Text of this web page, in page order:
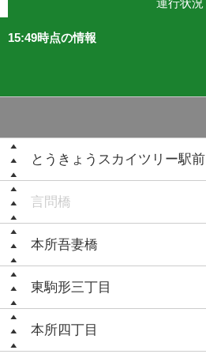
運行状況
15:49時点の情報
とうきょうスカイツリー駅前
言問橋
本所吾妻橋
東駒形三丁目
本所四丁目